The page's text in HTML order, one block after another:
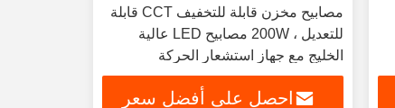
مصابيح مخزن قابلة للتخفيف CCT قابلة
للتعديل ، 200W مصابيح LED عالية
الخليج مع جهاز استشعار الحركة
احصل على أفضل سعر